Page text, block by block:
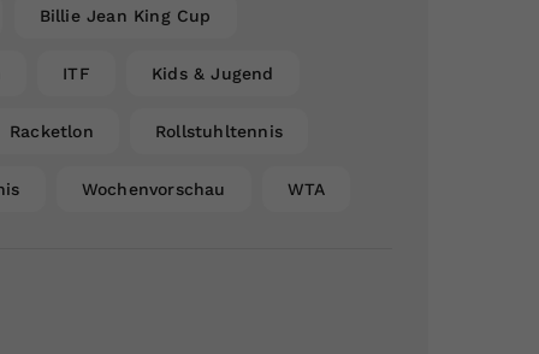
Billie Jean King Cup
ITF Kids & Jugend
Racketlon Rollstuhltennis
Wochenvorschau WTA